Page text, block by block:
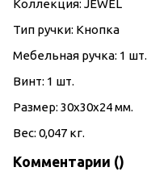
Коллекция: JEWEL
Тип ручки: Кнопка
Мебельная ручка: 1 шт.
Винт: 1 шт.
Размер: 30х30х24 мм.
Вес: 0,047 кг.
Комментарии ()